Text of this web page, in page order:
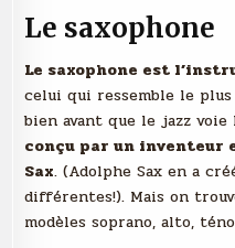
Le saxophone
Le saxophone est
celui qui ressemble le
bien avant que le jazz
conçu par un inventeur
Sax. (Adolphe Sax en a
différentes!). Mais on
modèles soprano, alto,